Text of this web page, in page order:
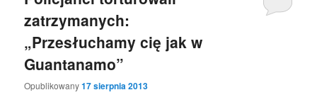
zatrzymanych:
„Przesłuchamy cię jak w
Guantanamo”
Opublikowany17 sierpnia 2013